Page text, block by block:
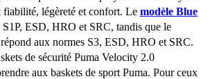
fiabilité, légèreté et confort. Le modèle Blue
S1P, ESD, HRO et SRC, tandis que le
répond aux normes S3, ESD, HRO et SRC.
de sécurité Puma Velocity 2.0
aux baskets de sport Puma. Pour ceux